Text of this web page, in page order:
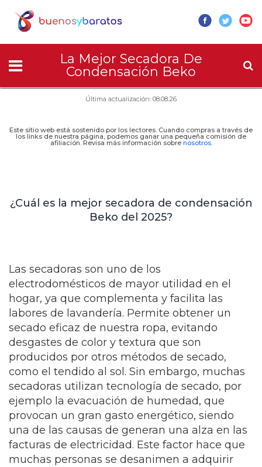
La Mejor Secadora De
Condensación Beko
Última actualización: 08.08.26
Este sitio web está sostenido por los lectores. Cuando compras a través de
los links de nuestra página, podemos ganar una pequeña comisión de
afiliación. Revisa más información sobre nosotros.
¿Cuál es la mejor secadora de condensación
Beko del 2025?
Las secadoras son uno de los
electrodomésticos de mayor utilidad en el
hogar, ya que complementa y facilita las
labores de lavandería. Permite obtener un
secado eficaz de nuestra ropa, evitando
desgastes de color y textura que son
producidos por otros métodos de secado,
como el tendido al sol. Sin embargo, muchas
secadoras utilizan tecnología de secado, por
ejemplo la evacuación de humedad, que
provocan un gran gasto energético, siendo
una de las causas de generan una alza en las
facturas de electricidad. Este factor hace que
muchas personas se desanimen a adquirir